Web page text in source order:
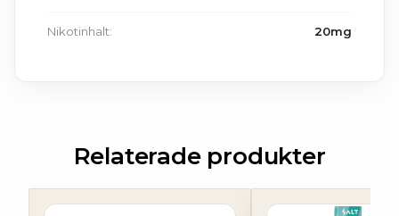
Nikotinhalt: 20mg
Relaterade produkter